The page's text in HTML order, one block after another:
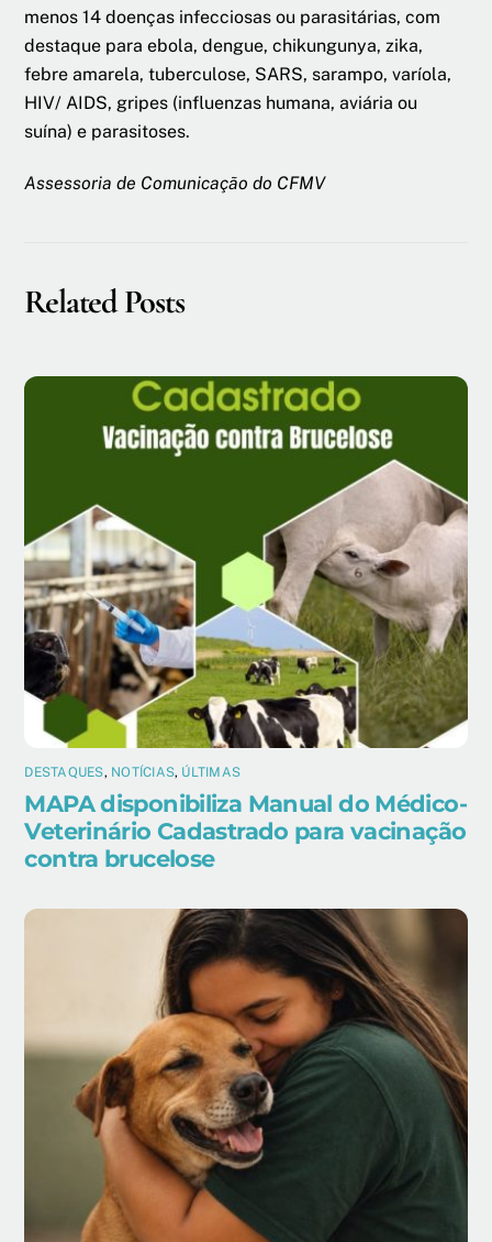
menos 14 doenças infecciosas ou parasitárias, com
destaque para ebola, dengue, chikungunya, zika,
febre amarela, tuberculose, SARS, sarampo, varíola,
HIV/ AIDS, gripes (influenzas humana, aviária ou
suína) e parasitoses.
Assessoria de Comunicação do CFMV
Related Posts
DESTAQUES, NOTÍCIAS, ÚLTIMAS
MAPA disponibiliza Manual do Médico-
Veterinário Cadastrado para vacinação
contra brucelose